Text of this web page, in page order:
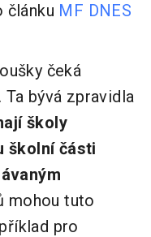
článku MF DNES
čeká
bývá zpravidla
školy
školní části
mohou tuto
pro